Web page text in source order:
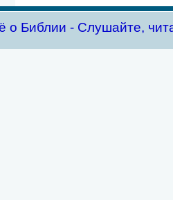
о Библии - Слушайте,